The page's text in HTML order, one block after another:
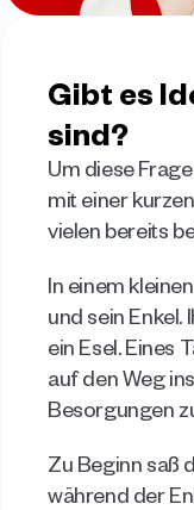
Gibt es
sind?
Um diese
mit einer
vielen bereits
In einem
und sein
ein Esel. Eines
auf den Weg
Besorgungen
Zu Beginn saß
während der